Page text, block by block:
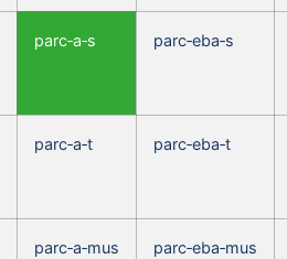
parc‑a‑s parc‑eba‑s
parc‑a‑t parc‑eba‑t
parc‑a‑mus parc‑eba‑mus